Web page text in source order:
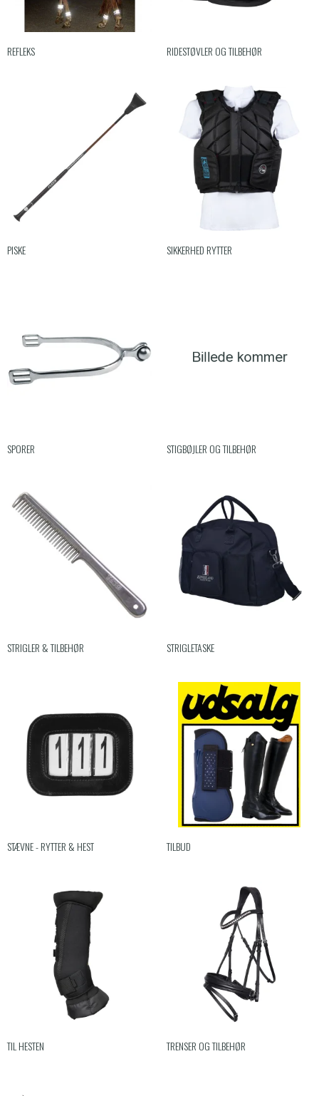
REFLEKS RIDESTØVLER OG TILBEHØR
PISKE SIKKERHED RYTTER
SPORER STIGBØJLER OG TILBEHØR
STRIGLER & TILBEHØR STRIGLETASKE
STÆVNE - RYTTER & HEST TILBUD
TIL HESTEN TRENSER OG TILBEHØR